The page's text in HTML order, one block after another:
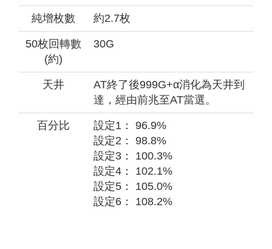
純增枚數 約2.7枚
50枚回轉數
(約)
30G
天井
AT終了後999G+α消化為天井到
達，經由前兆至AT當選。
百分比
設定1： 96.9%
設定2： 98.8%
設定3： 100.3%
設定4： 102.1%
設定5： 105.0%
設定6： 108.2%